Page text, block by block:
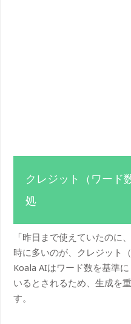
クレジット（ワード
処
「昨日まで使えていたのに
時に多いのが、クレジット
Koala AIはワード数を基準
いるとされるため、生成を
す。